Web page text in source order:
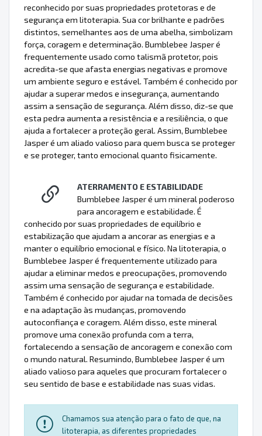
reconhecido por suas propriedades protetoras e de
segurança em litoterapia. Sua cor brilhante e padrões
distintos, semelhantes aos de uma abelha, simbolizam
força, coragem e determinação. Bumblebee Jasper é
frequentemente usado como talismã protetor, pois
acredita-se que afasta energias negativas e promove
um ambiente seguro e estável. Também é conhecido por
ajudar a superar medos e insegurança, aumentando
assim a sensação de segurança. Além disso, diz-se que
esta pedra aumenta a resistência e a resiliência, o que
ajuda a fortalecer a proteção geral. Assim, Bumblebee
Jasper é um aliado valioso para quem busca se proteger
e se proteger, tanto emocional quanto fisicamente.
ATERRAMENTO E ESTABILIDADE
Bumblebee Jasper é um mineral poderoso
para ancoragem e estabilidade. É
conhecido por suas propriedades de equilíbrio e
estabilização que ajudam a ancorar as energias e a
manter o equilíbrio emocional e físico. Na litoterapia, o
Bumblebee Jasper é frequentemente utilizado para
ajudar a eliminar medos e preocupações, promovendo
assim uma sensação de segurança e estabilidade.
Também é conhecido por ajudar na tomada de decisões
e na adaptação às mudanças, promovendo
autoconfiança e coragem. Além disso, este mineral
promove uma conexão profunda com a terra,
fortalecendo a sensação de ancoragem e conexão com
o mundo natural. Resumindo, Bumblebee Jasper é um
aliado valioso para aqueles que procuram fortalecer o
seu sentido de base e estabilidade nas suas vidas.
Chamamos sua atenção para o fato de que, na
litoterapia, as diferentes propriedades